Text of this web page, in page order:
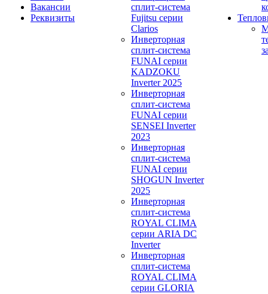
Вакансии
Реквизиты
сплит-система
Fujitsu серии
Clarios
Инверторная
сплит-система
FUNAI серии
KADZOKU
Inverter 2025
Инверторная
сплит-система
FUNAI серии
SENSEI Inverter
2023
Инверторная
сплит-система
FUNAI серии
SHOGUN Inverter
2025
Инверторная
сплит-система
ROYAL CLIMA
серии ARIA DC
Inverter
Инверторная
сплит-система
ROYAL CLIMA
серии GLORIA